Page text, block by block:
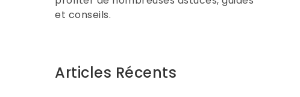
et conseils.
Articles Récents